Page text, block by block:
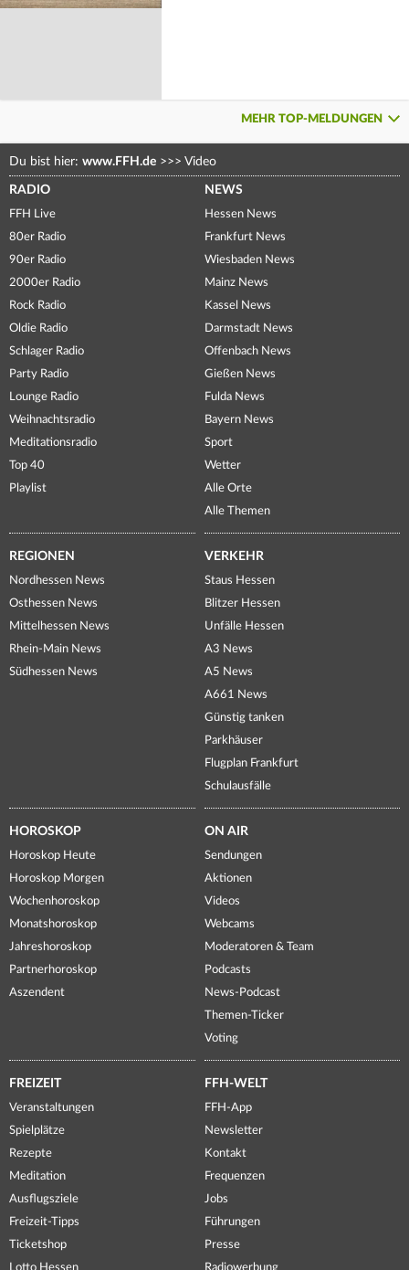
MEHR TOP-MELDUNGEN
Du bist hier: www.FFH.de >>> Video
RADIO
FFH Live
80er Radio
90er Radio
2000er Radio
Rock Radio
Oldie Radio
Schlager Radio
Party Radio
Lounge Radio
Weihnachtsradio
Meditationsradio
Top 40
Playlist
NEWS
Hessen News
Frankfurt News
Wiesbaden News
Mainz News
Kassel News
Darmstadt News
Offenbach News
Gießen News
Fulda News
Bayern News
Sport
Wetter
Alle Orte
Alle Themen
REGIONEN
Nordhessen News
Osthessen News
Mittelhessen News
Rhein-Main News
Südhessen News
VERKEHR
Staus Hessen
Blitzer Hessen
Unfälle Hessen
A3 News
A5 News
A661 News
Günstig tanken
Parkhäuser
Flugplan Frankfurt
Schulausfälle
HOROSKOP
Horoskop Heute
Horoskop Morgen
Wochenhoroskop
Monatshoroskop
Jahreshoroskop
Partnerhoroskop
Aszendent
ON AIR
Sendungen
Aktionen
Videos
Webcams
Moderatoren & Team
Podcasts
News-Podcast
Themen-Ticker
Voting
FREIZEIT
Veranstaltungen
Spielplätze
Rezepte
Meditation
Ausflugsziele
Freizeit-Tipps
Ticketshop
Lotto Hessen
FFH-WELT
FFH-App
Newsletter
Kontakt
Frequenzen
Jobs
Führungen
Presse
Radiowerbung